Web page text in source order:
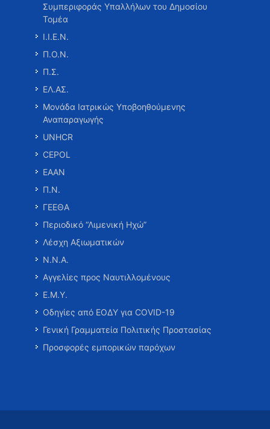
Συμπεριφοράς Υπαλλήλων του Δημοσίου
Τομέα
Ι.Ι.Ε.Ν.
Π.Ο.Ν.
Π.Σ.
ΕΛ.ΑΣ.
Μονάδα Ιατρικώς Υποβοηθούμενης
Αναπαραγωγής
UNHCR
CEPOL
ΕΑΑΝ
Π.Ν.
ΓΕΕΘΑ
Περιοδικό “Λιμενική Ηχώ”
Λέσχη Αξιωματικών
Ν.Ν.Α.
Αγγελίες προς Ναυτιλλομένους
Ε.Μ.Υ.
Οδηγίες από ΕΟΔΥ για COVID-19
Γενική Γραμματεία Πολιτικής Προστασίας
Προσφορές εμπορικών παρόχων